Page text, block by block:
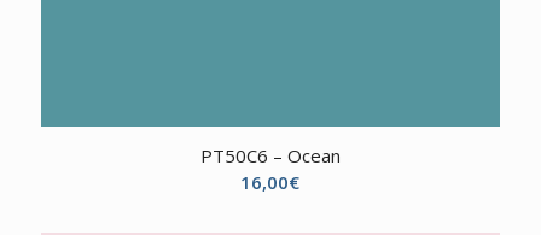
PT50C6 – Ocean
16,00€